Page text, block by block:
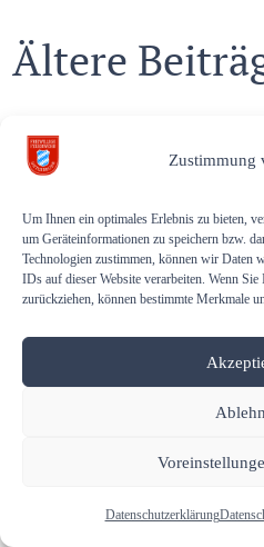
Zustimmung
Um Ihnen ein optimales Erlebnis zu bieten,
um Geräteinformationen zu speichern bzw.
Technologien zustimmen, können wir Daten
IDs auf dieser Website verarbeiten. Wenn
zurückziehen, können bestimmte Merkmale
Datenschutzerklärung
Ältere
Atemschutzgeräteträger
SeifenkistenRennen 2026 mit
Freiwillige Feuerwehr